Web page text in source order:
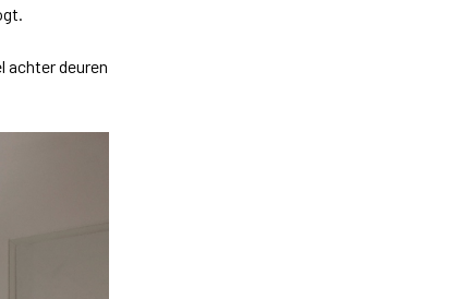
achter deuren